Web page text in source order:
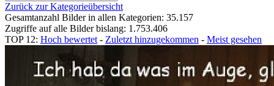
Zurück zur Kategorieübersicht
Gesamtanzahl Bilder in allen Kategorien: 35.157
Zugriffe auf alle Bilder bislang: 1.753.406
TOP 12: Hoch bewertet - Zuletzt hinzugekommen - Meist gesehen